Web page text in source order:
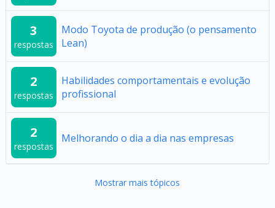
3
respostas
Modo Toyota de produção (o pensamento
Lean)
2
respostas
Habilidades comportamentais e evolução
profissional
2
respostas
Melhorando o dia a dia nas empresas
Mostrar mais tópicos